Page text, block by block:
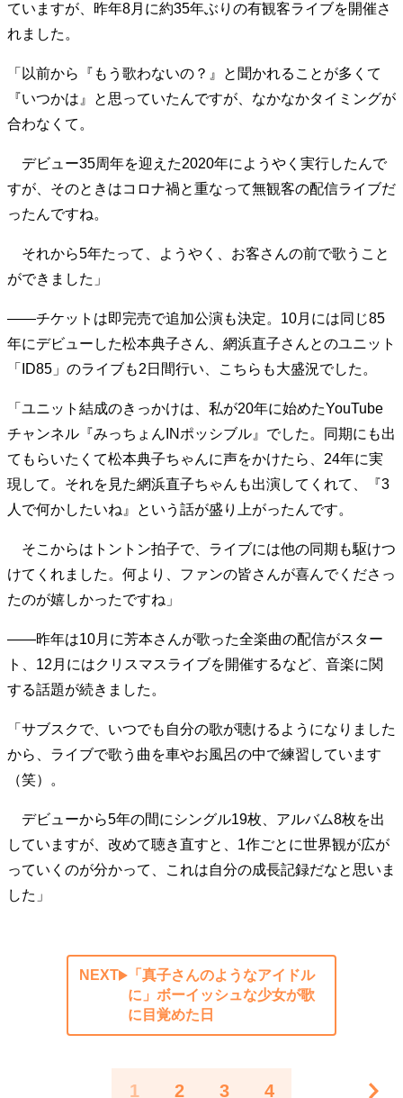
ていますが、昨年8月に約35年ぶりの有観客ライブを開催さ
れました。
「以前から『もう歌わないの？』と聞かれることが多くて
『いつかは』と思っていたんですが、なかなかタイミングが
合わなくて。
デビュー35周年を迎えた2020年にようやく実行したんで
すが、そのときはコロナ禍と重なって無観客の配信ライブだ
ったんですね。
それから5年たって、ようやく、お客さんの前で歌うこと
ができました」
――チケットは即完売で追加公演も決定。10月には同じ85
年にデビューした松本典子さん、網浜直子さんとのユニット
「ID85」のライブも2日間行い、こちらも大盛況でした。
「ユニット結成のきっかけは、私が20年に始めたYouTube
チャンネル『みっちょんINポッシブル』でした。同期にも出
てもらいたくて松本典子ちゃんに声をかけたら、24年に実
現して。それを見た網浜直子ちゃんも出演してくれて、『3
人で何かしたいね』という話が盛り上がったんです。
そこからはトントン拍子で、ライブには他の同期も駆けつ
けてくれました。何より、ファンの皆さんが喜んでくださっ
たのが嬉しかったですね」
――昨年は10月に芳本さんが歌った全楽曲の配信がスター
ト、12月にはクリスマスライブを開催するなど、音楽に関
する話題が続きました。
「サブスクで、いつでも自分の歌が聴けるようになりました
から、ライブで歌う曲を車やお風呂の中で練習しています
（笑）。
デビューから5年の間にシングル19枚、アルバム8枚を出
していますが、改めて聴き直すと、1作ごとに世界観が広が
っていくのが分かって、これは自分の成長記録だなと思いま
した」
NEXT
「真子さんのようなアイドル
に」ボーイッシュな少女が歌
に目覚めた日
1 2 3 4